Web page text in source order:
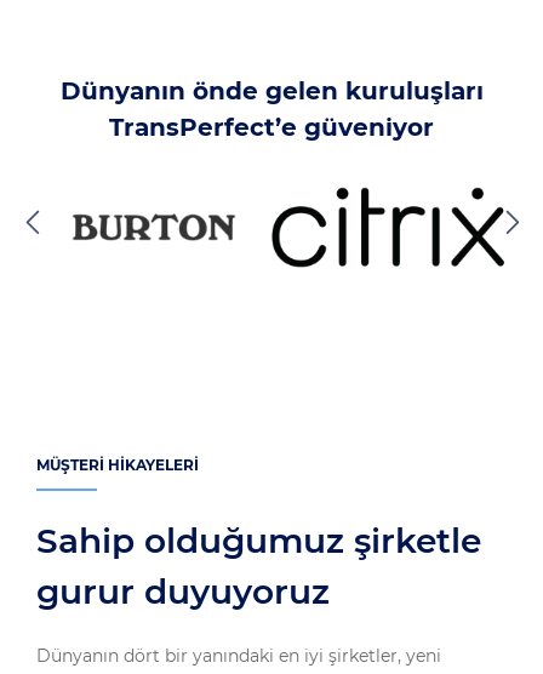
Dünyanın önde gelen kuruluşları
TransPerfect’e güveniyor
MÜŞTERI HIKAYELERI
Sahip olduğumuz şirketle
gurur duyuyoruz
Dünyanın dört bir yanındaki en iyi şirketler, yeni